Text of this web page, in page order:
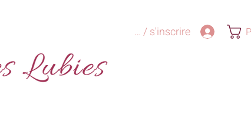
Se connecter / s'inscrire